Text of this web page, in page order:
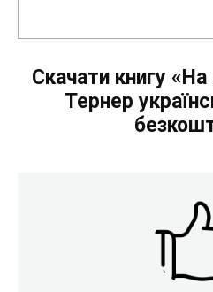
Скачати книгу «На
Тернер